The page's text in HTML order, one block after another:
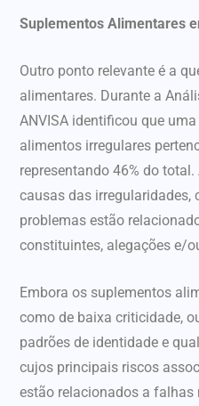
Suplementos Alimentares
Outro ponto relevante é a
alimentares. Durante a
ANVISA identificou que
alimentos irregulares
representando 46% do
causas das irregularidades,
problemas estão
constituintes, alegações e/
Embora os suplementos
como de baixa criticidade,
padrões de identidade e
cujos principais riscos
estão relacionados a